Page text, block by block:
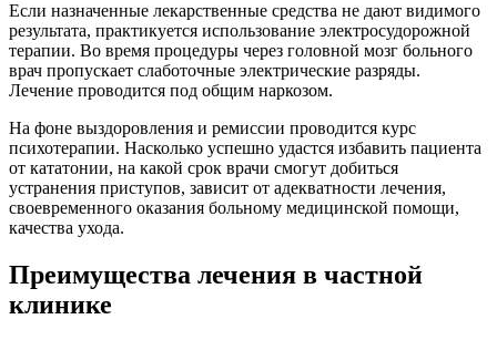
Если назначенные лекарственные средства не дают видимого
результата, практикуется использование электросудорожной
терапии. Во время процедуры через головной мозг больного
врач пропускает слаботочные электрические разряды.
Лечение проводится под общим наркозом.
На фоне выздоровления и ремиссии проводится курс
психотерапии. Насколько успешно удастся избавить пациента
от кататонии, на какой срок врачи смогут добиться
устранения приступов, зависит от адекватности лечения,
своевременного оказания больному медицинской помощи,
качества ухода.
Преимущества лечения в частной
клинике